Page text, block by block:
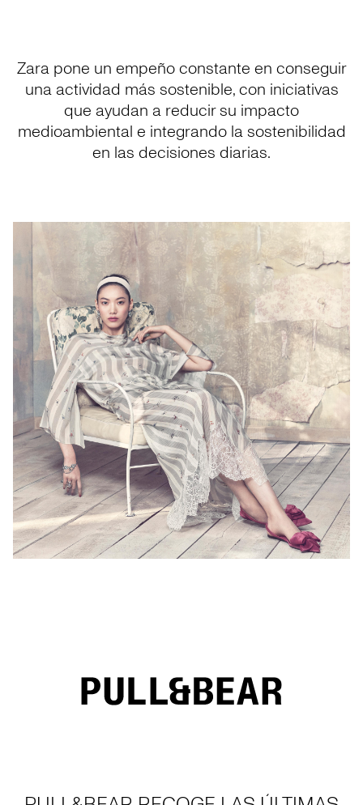
Zara pone un empeño constante en conseguir
una actividad más sostenible, con iniciativas
que ayudan a reducir su impacto
medioambiental e integrando la sostenibilidad
en las decisiones diarias.